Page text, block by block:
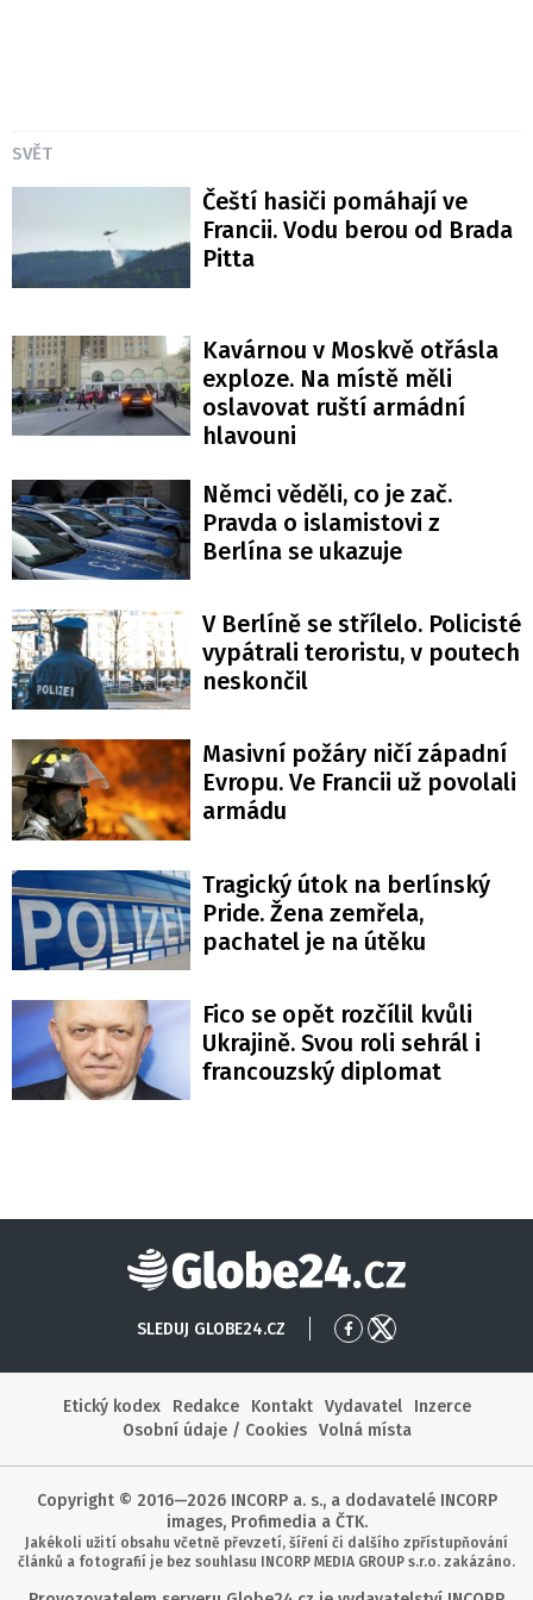
SVĚT
Čeští hasiči pomáhají ve
Francii. Vodu berou od Brada
Pitta
Kavárnou v Moskvě otřásla
exploze. Na místě měli
oslavovat ruští armádní
hlavouni
Němci věděli, co je zač.
Pravda o islamistovi z
Berlína se ukazuje
V Berlíně se střílelo. Policisté
vypátrali teroristu, v poutech
neskončil
Masivní požáry ničí západní
Evropu. Ve Francii už povolali
armádu
Tragický útok na berlínský
Pride. Žena zemřela,
pachatel je na útěku
Fico se opět rozčílil kvůli
Ukrajině. Svou roli sehrál i
francouzský diplomat
Globe24
SLEDUJ GLOBE24.CZ
Přejít
Facebook
Přejít
X
Etický kodex
Redakce Kontakt Vydavatel
Inzerce
Osobní údaje / Cookies
Volná místa
Copyright © 2016—2026 INCORP a. s., a dodavatelé INCORP
images, Profimedia a ČTK.
Jakékoli užití obsahu včetně převzetí, šíření či dalšího zpřístupňování
článků a fotografií je bez souhlasu INCORP MEDIA GROUP s.r.o. zakázáno.